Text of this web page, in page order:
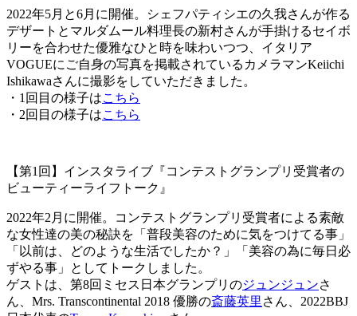
2022年5月と6月に開催。シェフパティシエの久我さんが作る
デザートとマルダムール料理長の新村さんが手掛けるセイボ
リーを合わせた優雅なひと時を味わいつつ、イタリア
VOGUEにご自身の写真を掲載されているカメラマンKeiichi
Ishikawaさんに撮影をしていただきました。
・1回目の様子はこちら
・2回目の様子はこちら
【第1回】インスタライブ『コンテストグランプリ受賞者の
ビューティーライフトーク』
2022年2月に開催。コンテストグランプリ受賞者による素敵
な女性達の美の秘訣を「普段美容のために気をつけてる事」
「以前は、どのような生活でしたか？」「美容の為に毎日必
ずやる事」としてトークしました。
ゲストは、第8回ミセス日本グランプリのジュンジュンさ
ん、Mrs. Transcontinental 2018 優勝の斎藤英里 さん、2022BBJ